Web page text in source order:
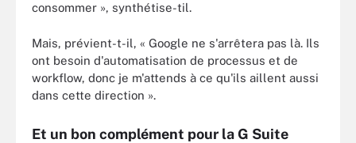
consommer », synthétise-til.
Mais, prévient-t-il, « Google ne s'arrêtera pas là. Ils
ont besoin d'automatisation de processus et de
workflow, donc je m'attends à ce qu'ils aillent aussi
dans cette direction ».
Et un bon complément pour la G Suite